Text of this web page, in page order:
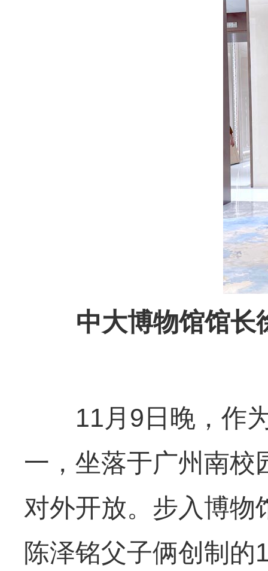
中大博物馆馆长徐
11月9日晚，作为
一，坐落于广州南校
对外开放。步入博物
陈泽铭父子俩创制